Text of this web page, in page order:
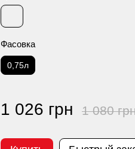
Фасовка
0,75л
1 026 грн 1 080